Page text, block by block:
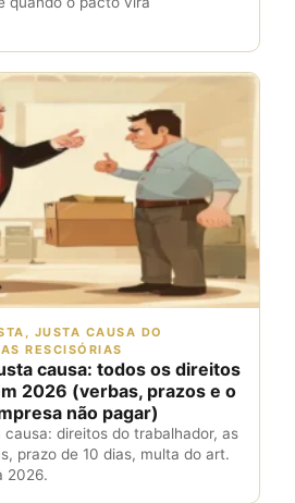
JUSTA CAUSA DO
RESCISÓRIAS
causa: todos os direitos
2026 (verbas, prazos e o
não pagar)
causa: direitos do trabalhador, as
prazo de 10 dias, multa do art.
2026.